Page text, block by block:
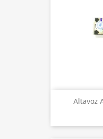
Altavoz